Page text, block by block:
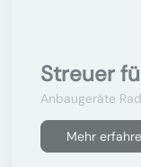
Streuer
Anbaugeräte
Mehr